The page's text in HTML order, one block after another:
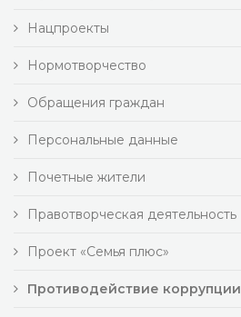
Нацпроекты
Нормотворчество
Обращения граждан
Персональные данные
Почетные жители
Правотворческая деятельность
Проект «Семья плюс»
Противодействие коррупции